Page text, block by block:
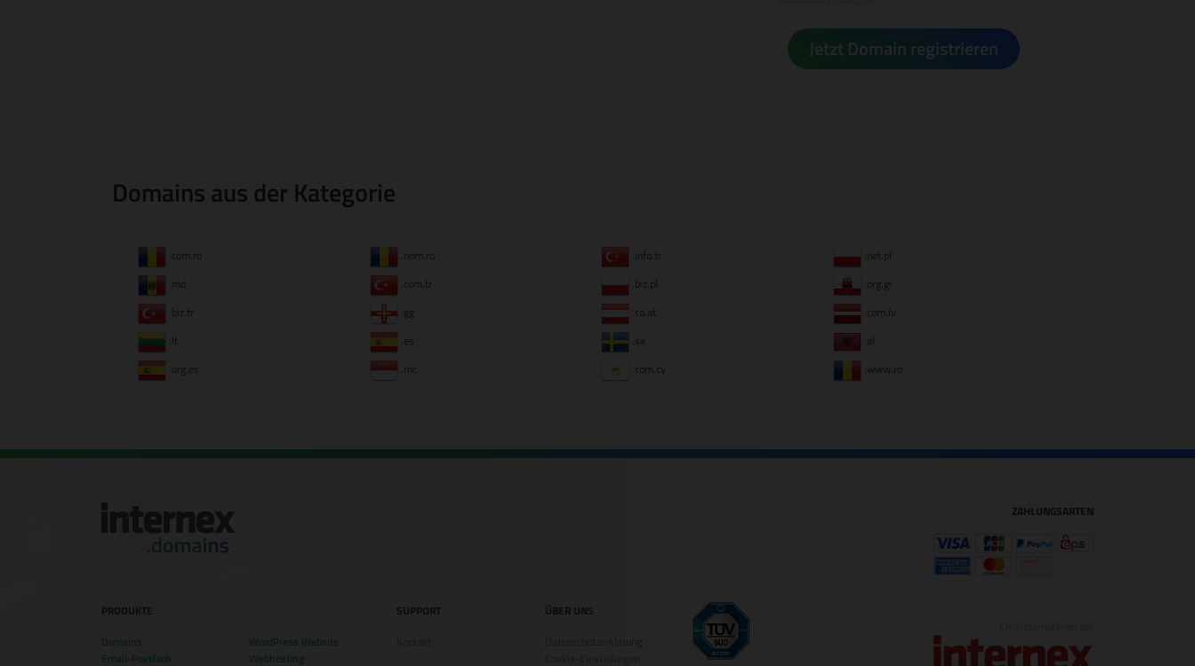
Jetzt Domain registrieren
Domains aus der Kategorie
.com.ro .nom.ro .info.tr
.net.pl
.md
.com.tr .biz.pl
.org.gi
.biz.tr
.gg .co.at
.com.lv
.lt
.es .se
.al
.org.es
.mc .com.cy .www.ro
PRODUKTE
Domains
Email-Postfach
WordPress Website
Webhosting
SUPPORT
ÜBER UNS
ZAHLUNGSARTEN